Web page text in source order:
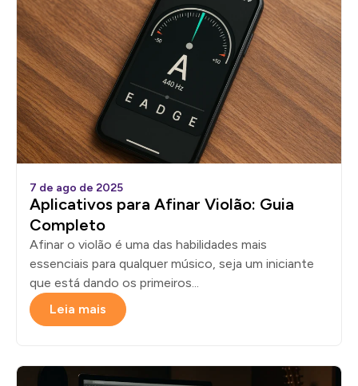
7 de ago de 2025
Aplicativos para Afinar Violão: Guia
Completo
Afinar o violão é uma das habilidades mais
essenciais para qualquer músico, seja um iniciante
que está dando os primeiros...
Leia mais